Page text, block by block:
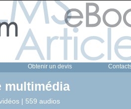
Obtenir un devis
multimédia
| 559 audios